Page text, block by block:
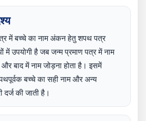
में बच्चे का नाम अंकन हेतु शपथ पत्र
में उपयोगी है जब जन्म प्रमाण पत्र में नाम
और बाद में नाम जोड़ना होता है। इसमें
बच्चे का सही नाम और अन्य
की जाती है।